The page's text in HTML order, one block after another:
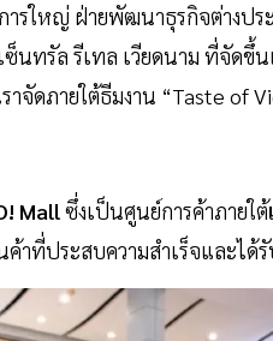
ารใหญ่ ฝ่ายพัฒนาธุรกิจต่างปร
ซ็นทรัล รีเทล เวียดนาม ที่จั
าจัดภายใต้ธีมงาน “Taste of
Mallซึ่งเป็นศูนย์การค้าภายใต้
าที่ประสบความสำเร็จและได้